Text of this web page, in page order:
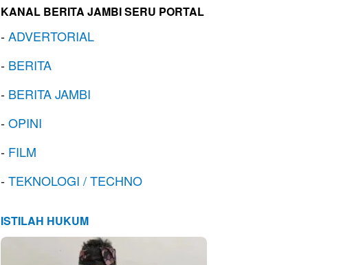
KANAL BERITA JAMBI SERU PORTAL
-ADVERTORIAL
- BERITA
- BERITA JAMBI
-OPINI
- FILM
-TEKNOLOGI / TECHNO
ISTILAH HUKUM